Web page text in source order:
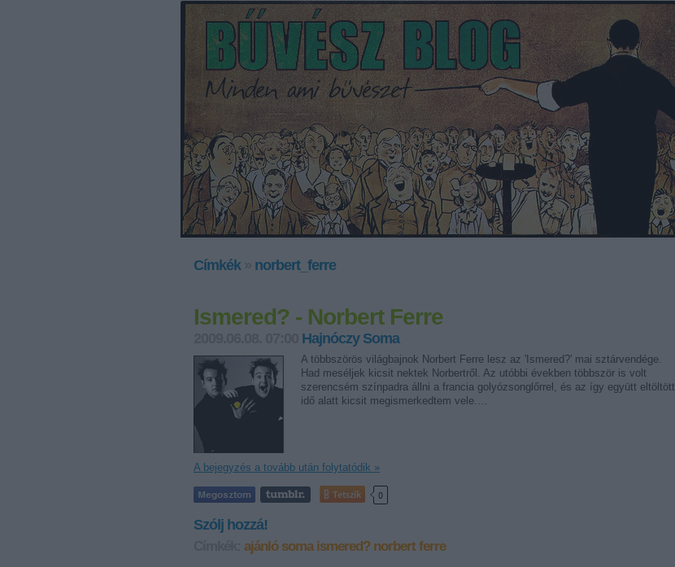
Címkék» norbert_ferre
Ismered? - Norbert Ferre
Hajnóczy Soma
A többszörös világbajnok Norbert Ferre lesz az 'Ismered?' mai sztárvendége.
Had meséljek kicsit nektek Norbertről. Az utóbbi években többször is volt
szerencsém színpadra állni a francia golyózsonglőrrel, és az így együtt eltöltött
idő alatt kicsit megismerkedtem vele.…
A bejegyzés a tovább után folytatódik »
Tetszik 0
Szólj hozzá!
ajánló soma ismered? norbert ferre